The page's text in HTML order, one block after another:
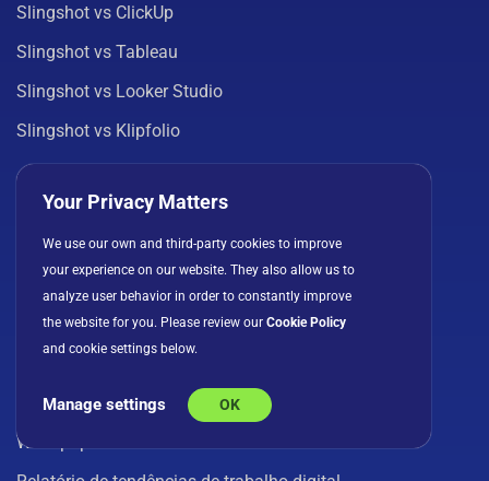
Slingshot vs ClickUp
Slingshot vs Tableau
Slingshot vs Looker Studio
Slingshot vs Klipfolio
Ver todas as comparações
RECURSOS
Modelos
Webinars
Whitepapers
Your Privacy Matters
We use our own and third-party cookies to improve
your experience on our website. They also allow us to
analyze user behavior in order to constantly improve
the website for you. Please review our Cookie Policy
and cookie settings below.
Manage settings OK